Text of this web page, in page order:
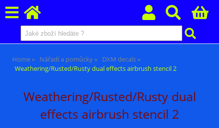
Home Nářadí a pomůcky
DXM decals
Weathering/Rusted/Rusty dual effects airbrush stencil 2
Weathering/Rusted/Rusty dual
effects airbrush stencil 2